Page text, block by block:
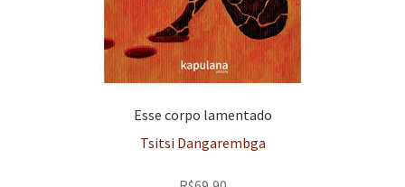
Esse corpo lamentado
Tsitsi Dangarembga